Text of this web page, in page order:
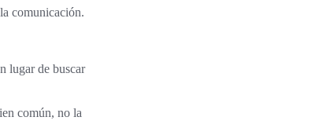
comunicación.
lugar de buscar
común, no la